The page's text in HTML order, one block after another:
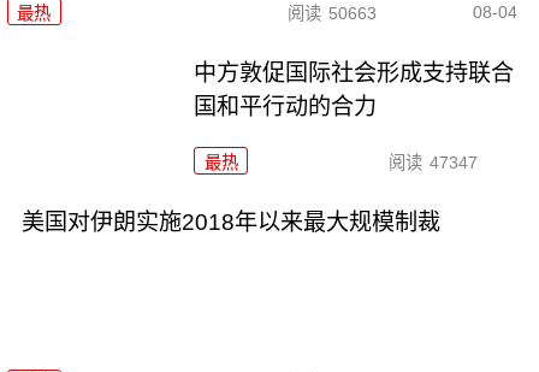
最热 阅读 50663 08-04
中方敦促国际社会形成支持联合
国和平行动的合力
最热 阅读 47347
美国对伊朗实施2018年以来最大规模制裁